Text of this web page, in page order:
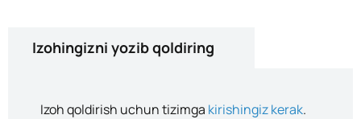
Izohingizni yozib qoldiring
Izoh qoldirish uchun tizimga kirishingiz kerak.